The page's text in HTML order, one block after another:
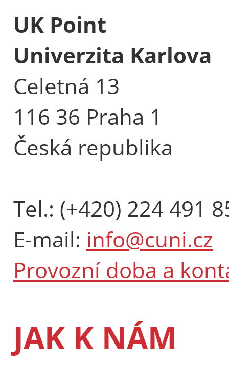
UK Point
Univerzita Karlova
Celetná 13
116 36 Praha 1
Česká republika
Tel.: (+420) 224 491
E-mail: info@cuni.cz
Provozní doba a
JAK K NÁM